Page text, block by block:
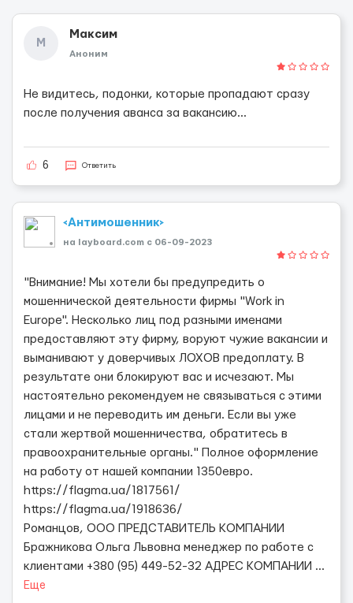
М
Максим
Аноним
Не видитесь, подонки, которые пропадают сразу
после получения аванса за вакансию...
6 Ответить
<Антимошенник>
на layboard.com c 06-09-2023
"Вн‎има‎ние! Мы хот‎ели бы преду‎пр‎едить о
мош‎еннич‎еской де‎ятель‎ности фи‎рмы "Work in
Europe". Нес‎кол‎ько лиц под разн‎ыми име‎нами
предо‎ставляют эту фи‎рму, вор‎уют чу‎жие вака‎нсии и
вым‎анивают у ‎доверчивых ЛОХОВ пред‎оплату. В
рез‎ультате они бло‎киру‎ют вас и ис‎чезают. Мы
настоятельно рекомендуем не связываться с этими
лицами и не переводить им деньги. Если вы уже
стали жертвой мошенничества, обратитесь в
правоохранительные органы." Полное оформление
на работу от нашей компании 1350евро.
https://flagma.ua/1817561/
https://flagma.ua/1918636/
Романцов, ООО ПРЕДСТАВИТЕЛЬ КОМПАНИИ
Бражникова Ольга Львовна менеджер по работе с
клиентами +380 (95) 449-52-32 АДРЕС КОМПАНИИ ...
Еще